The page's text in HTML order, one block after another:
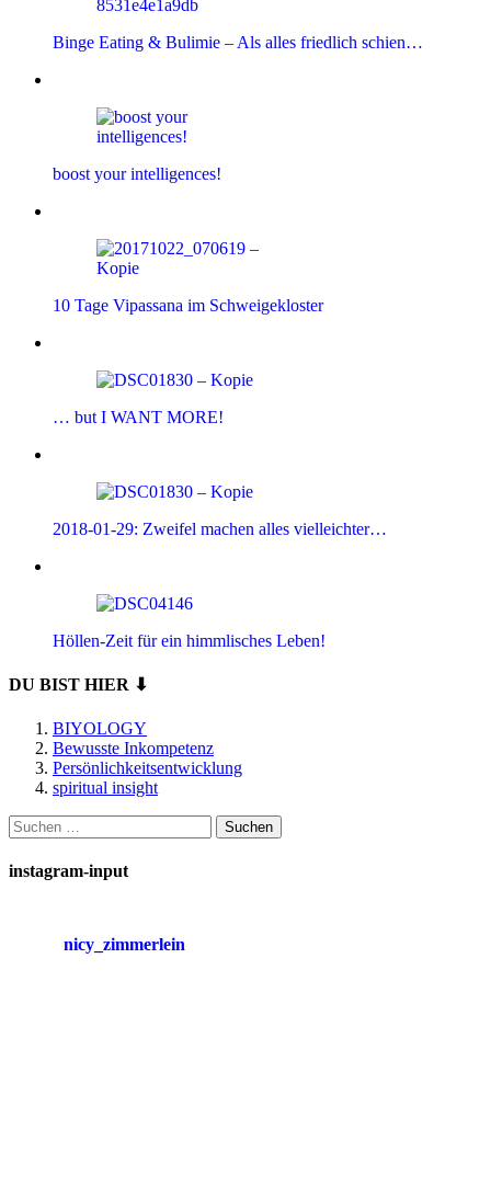
Binge Eating & Bulimie – Als alles friedlich schien…
boost your intelligences!
10 Tage Vipassana im Schweigekloster
… but I WANT MORE!
2018-01-29: Zweifel machen alles vielleichter…
Höllen-Zeit für ein himmlisches Leben!
DU BIST HIER ⬇
BIYOLOGY
Bewusste Inkompetenz
Persönlichkeitsentwicklung
spiritual insight
Suchen
nach:
instagram-input
nicy_zimmerlein